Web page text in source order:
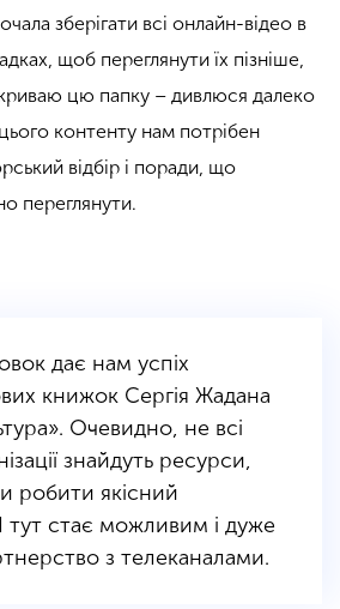
зберігати всі онлайн-відео в
щоб переглянути їх пізніше,
цю папку – дивлюся далеко
контенту нам потрібен
відбір і поради, що
переглянути.
дає нам успіх
книжок Сергія Жадана
Очевидно, не всі
знайдуть ресурси,
робити якісний
тут стає можливим і дуже
з телеканалами.